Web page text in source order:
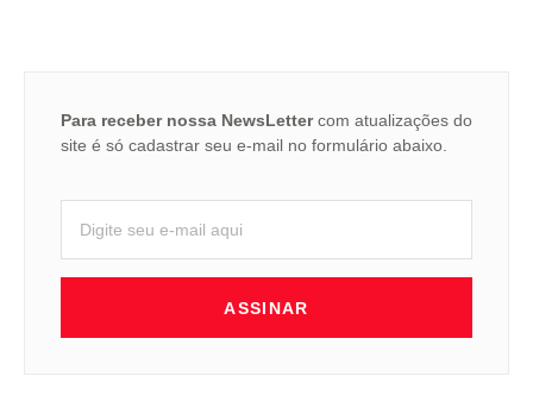
Para receber nossa NewsLettercom atualizações do
site é só cadastrar seu e-mail no formulário abaixo.
ASSINAR